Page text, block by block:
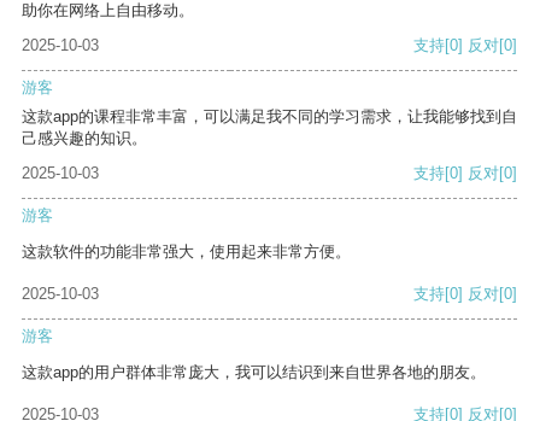
助你在网络上自由移动。
2025-10-03
支持[0] 反对[0]
游客
这款app的课程非常丰富，可以满足我不同的学习需求，让我能够找到自
己感兴趣的知识。
2025-10-03
支持[0] 反对[0]
游客
这款软件的功能非常强大，使用起来非常方便。
2025-10-03 支持[0] 反对[0]
游客
这款app的用户群体非常庞大，我可以结识到来自世界各地的朋友。
2025-10-03 支持[0] 反对[0]